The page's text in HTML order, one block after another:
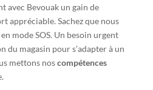
avec Bevouak un gain de
appréciable. Sachez que nous
mode SOS. Un besoin urgent
du magasin pour s’adapter à un
mettons noscompétences